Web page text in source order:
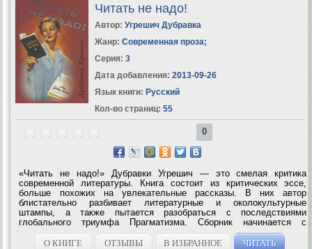
Читать не надо!
Автор: Угрешич Дубравка
Жанр: Современная проза;
Серия: 3
Дата добавления: 2013-09-26
Язык книги: Русский
Кол-во страниц: 55
0
«Читать не надо!» Дубравки Угрешич — это смелая критика
современной литературы. Книга состоит из критических эссе,
больше похожих на увлекательные рассказы. В них автор
блистательно разбивает литературные и околокультурные
штампы, а также пытается разобраться с последствиями
глобального триумфа Прагматизма. Сборник начинается с
остроумной критики книгоиздательского дела, от которой Угрешич
переходит к гораздо более серьезным...
О КНИГЕ ОТЗЫВЫ В ИЗБРАННОЕ ЧИТАТЬ